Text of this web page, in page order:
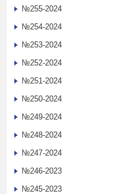
№255-2024
№254-2024
№253-2024
№252-2024
№251-2024
№250-2024
№249-2024
№248-2024
№247-2024
№246-2023
№245-2023